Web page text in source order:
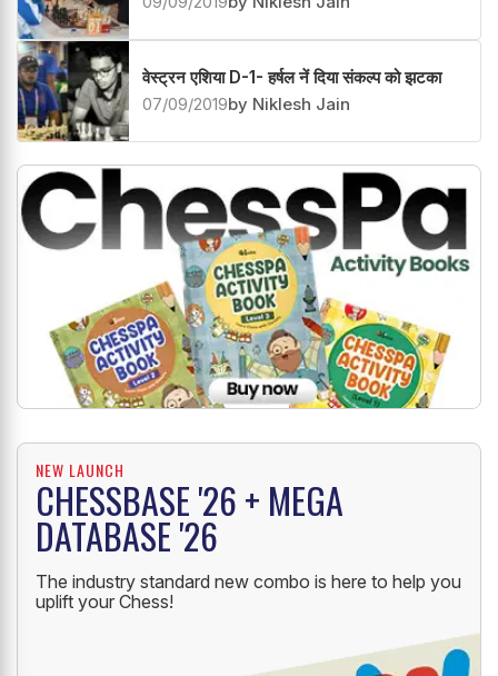
वेस्ट्रन एशिया D-1- हर्षल नें दिया संकल्प को झटका
07/09/2019by Niklesh Jain
NEW LAUNCH
CHESSBASE '26 + MEGA
DATABASE '26
The industry standard new combo is here to help you
uplift your Chess!